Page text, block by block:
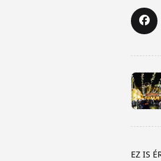
<span
EZ IS